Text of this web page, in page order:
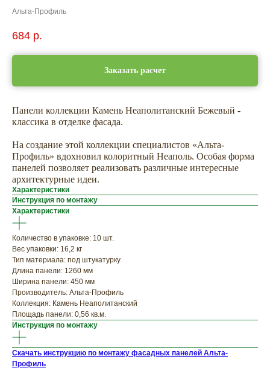
Альта-Профиль
684 р.
Заказать расчет
Панели коллекции Камень Неаполитанский Бежевый -
классика в отделке фасада.
На создание этой коллекции специалистов «Альта-
Профиль» вдохновил колоритный Неаполь. Особая форма
панелей позволяет реализовать различные интересные
архитектурные идеи.
Характеристики
Инструкция по монтажу
Характеристики
Количество в упаковке: 10 шт.
Вес упаковки: 16,2 кг
Тип материала: под штукатурку
Длина панели: 1260 мм
Ширина панели: 450 мм
Производитель: Альта-Профиль
Коллекция: Камень Неаполитанский
Площадь панели: 0,56 кв.м.
Инструкция по монтажу
Скачать инструкцию по монтажу фасадных панелей Альта-
Профиль
ХОТИТЕ
ПРИЦЕНИТЬСЯ?
Узнайте примерную
стоимость фасада
прямо сейчас